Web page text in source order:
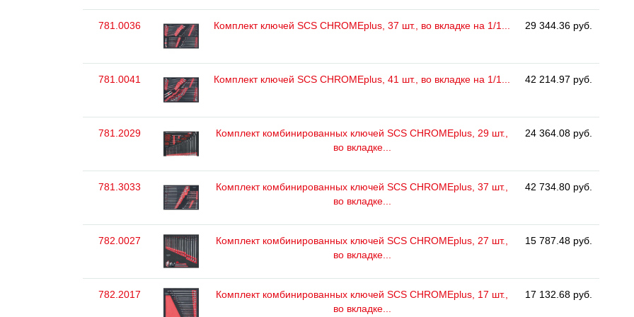
781.0036 Комплект ключей SCS CHROMEplus, 37 шт., во вкладке на 1/1... 29 344.36 руб.
781.0041 Комплект ключей SCS CHROMEplus, 41 шт., во вкладке на 1/1... 42 214.97 руб.
781.2029
Комплект комбинированных ключей SCS CHROMEplus, 29 шт.,
во вкладке...
24 364.08 руб.
781.3033
Комплект комбинированных ключей SCS CHROMEplus, 37 шт.,
во вкладке...
42 734.80 руб.
782.0027
Комплект комбинированных ключей SCS CHROMEplus, 27 шт.,
во вкладке...
15 787.48 руб.
782.2017
Комплект комбинированных ключей SCS CHROMEplus, 17 шт.,
во вкладке...
17 132.68 руб.